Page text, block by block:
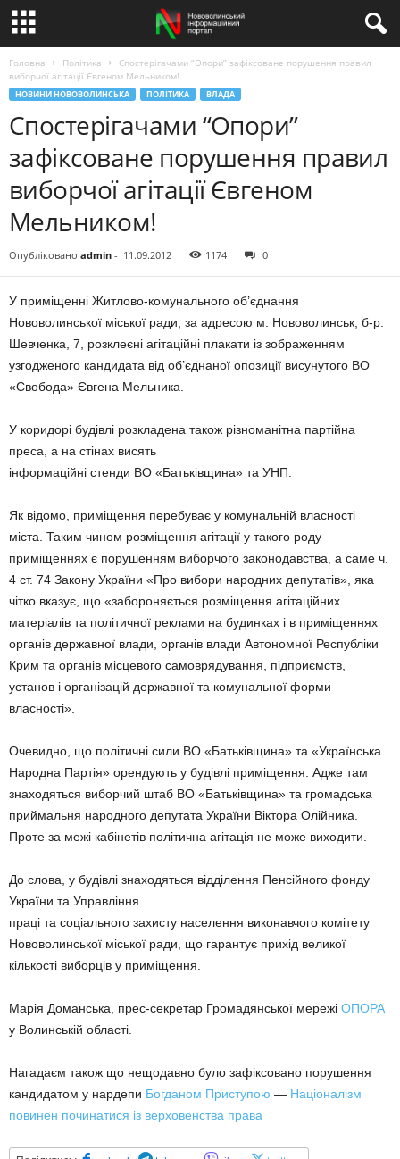
Головна Політика
Спостерігачами “Опори” зафіксоване порушення правил
виборчої агітації Євгеном Мельником!
НОВИНИ НОВОВОЛИНСЬКА ПОЛІТИКА ВЛАДА
Спостерігачами “Опори”
зафіксоване порушення правил
виборчої агітації Євгеном
Мельником!
Опубліковано admin - 11.09.2012 1174 0
У приміщенні Житлово-комунального об’єднання
Нововолинської міської ради, за адресою м. Нововолинськ, б-р.
Шевченка, 7, розклеєні агітаційні плакати із зображенням
узгодженого кандидата від об’єднаної опозиції висунутого ВО
«Свобода» Євгена Мельника.
У коридорі будівлі розкладена також різноманітна партійна
преса, а на стінах висять
інформаційні стенди ВО «Батьківщина» та УНП.
Як відомо, приміщення перебуває у комунальній власності
міста. Таким чином розміщення агітації у такого роду
приміщеннях є порушенням виборчого законодавства, а саме ч.
4 ст. 74 Закону України «Про вибори народних депутатів», яка
чітко вказує, що «забороняється розміщення агітаційних
матеріалів та політичної реклами на будинках і в приміщеннях
органів державної влади, органів влади Автономної Республіки
Крим та органів місцевого самоврядування, підприємств,
установ і організацій державної та комунальної форми
власності».
Очевидно, що політичні сили ВО «Батьківщина» та «Українська
Народна Партія» орендують у будівлі приміщення. Адже там
знаходяться виборчий штаб ВО «Батьківщина» та громадська
приймальня народного депутата України Віктора Олійника.
Проте за межі кабінетів політична агітація не може виходити.
До слова, у будівлі знаходяться відділення Пенсійного фонду
України та Управління
праці та соціального захисту населення виконавчого комітету
Нововолинської міської ради, що гарантує прихід великої
кількості виборців у приміщення.
Марія Доманська, прес-секретар Громадянської мережі ОПОРА
у Волинській області.
Нагадаєм також що нещодавно було зафіксовано порушення
кандидатом у нардепи Богданом Приступою — Націоналізм
повинен починатися із верховенства права